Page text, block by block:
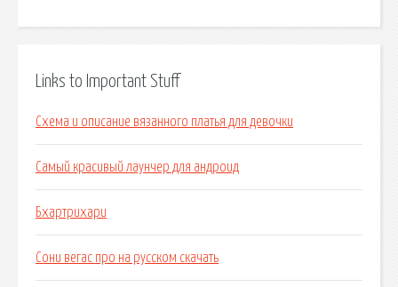
Links to Important Stuff
Схема и описание вязанного платья для девочки
Самый красивый лаунчер для андроид
Бхартрихари
Сони вегас про на русском скачать